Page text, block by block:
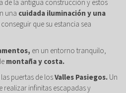
de la antigua construcción y estos
una cuidada iluminación y una
que su estancia sea
en un entorno tranquilo,
montaña y costa.
puertas de losValles Pasiegos. Un
realizar infinitas escapadas y